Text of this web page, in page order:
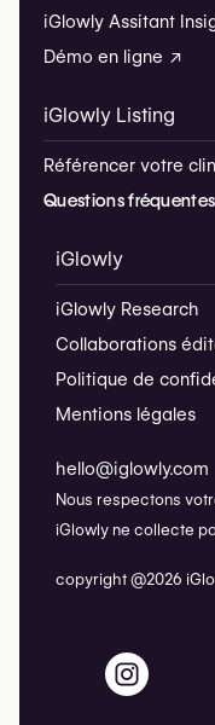
iGlowly Assitant
Démo en ligne ↗
iGlowly Listing
Référencer votre
Questions fréquentes
iGlowly
iGlowly Research
Collaborations
Politique de
Mentions légales
hello@iglowly.com
Nous respectons
iGlowly ne collecte
copyright @2026